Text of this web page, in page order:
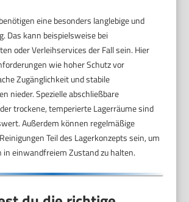
eine besonders langlebige und
Das kann beispielsweise bei
oder Verleihservices der Fall sein. Hier
wie hoher Schutz vor
Zugänglichkeit und stabile
nieder. Spezielle abschließbare
trockene, temperierte Lagerräume sind
Außerdem können regelmäßige
Teil des Lagerkonzepts sein, um
in einwandfreiem Zustand zu halten.